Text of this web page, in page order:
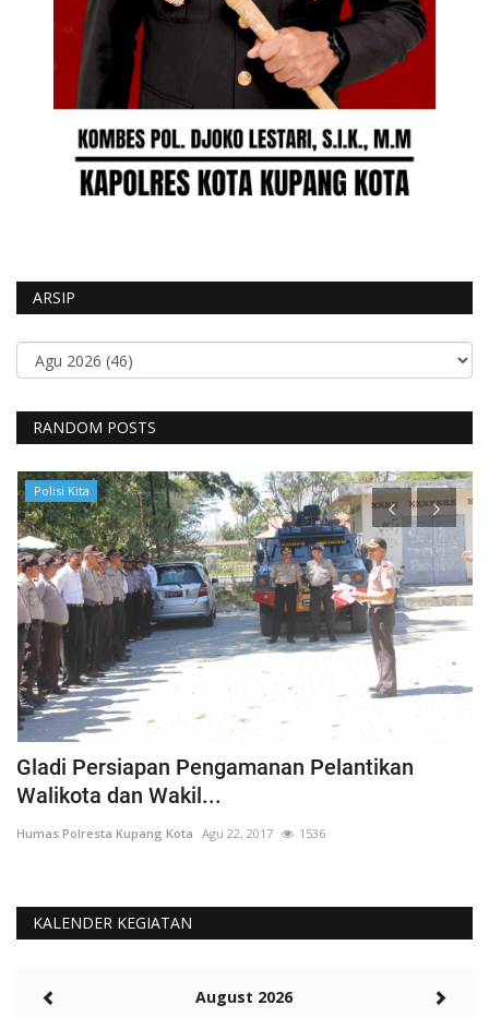
ARSIP
RANDOM POSTS
Polisi Kita
Gladi Persiapan Pengamanan Pelantikan
Walikota dan Wakil...
Humas Polresta Kupang Kota Agu 22, 2017 1536
KALENDER KEGIATAN
August 2026